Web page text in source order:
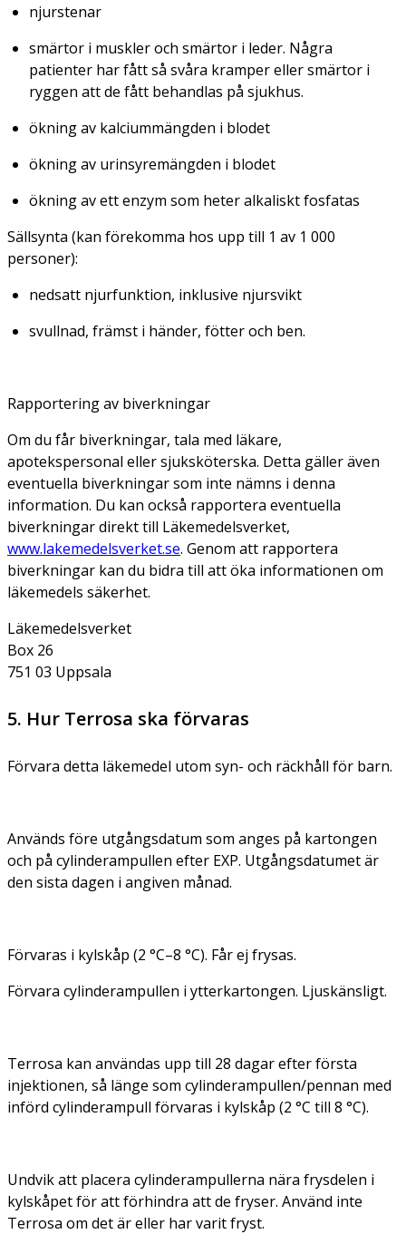
njurstenar
smärtor i muskler och smärtor i leder. Några
patienter har fått så svåra kramper eller smärtor i
ryggen att de fått behandlas på sjukhus.
ökning av kalciummängden i blodet
ökning av urinsyremängden i blodet
ökning av ett enzym som heter alkaliskt fosfatas
Sällsynta (kan förekomma hos upp till 1 av 1 000
personer):
nedsatt njurfunktion, inklusive njursvikt
svullnad, främst i händer, fötter och ben.
Rapportering av biverkningar
Om du får biverkningar, tala med läkare,
apotekspersonal eller sjuksköterska. Detta gäller även
eventuella biverkningar som inte nämns i denna
information. Du kan också rapportera eventuella
biverkningar direkt till Läkemedelsverket,
www.lakemedelsverket.se. Genom att rapportera
biverkningar kan du bidra till att öka informationen om
läkemedels säkerhet.
Läkemedelsverket
Box 26
751 03 Uppsala
5. Hur Terrosa ska förvaras
Förvara detta läkemedel utom syn- och räckhåll för barn.
Används före utgångsdatum som anges på kartongen
och på cylinderampullen efter EXP. Utgångsdatumet är
den sista dagen i angiven månad.
Förvaras i kylskåp (2 °C–8 °C). Får ej frysas.
Förvara cylinderampullen i ytterkartongen. Ljuskänsligt.
Terrosa kan användas upp till 28 dagar efter första
injektionen, så länge som cylinderampullen/pennan med
införd cylinderampull förvaras i kylskåp (2 °C till 8 °C).
Undvik att placera cylinderampullerna nära frysdelen i
kylskåpet för att förhindra att de fryser. Använd inte
Terrosa om det är eller har varit fryst.